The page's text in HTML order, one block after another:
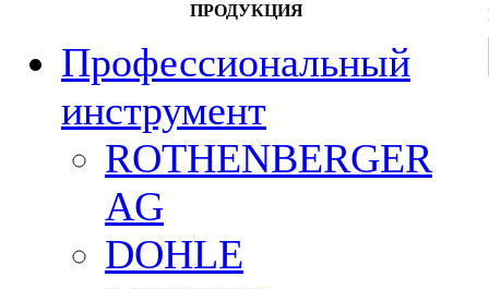
ПРОДУКЦИЯ
Профессиональный
инструмент
ROTHENBERGER
AG
DOHLE